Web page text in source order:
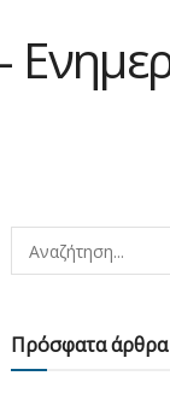
Πρόσφατα άρθρα